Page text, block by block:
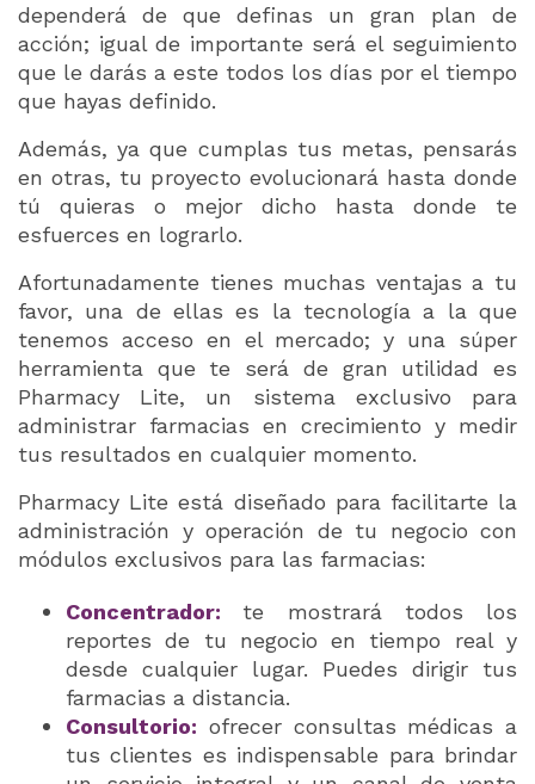
dependerá de que definas un gran plan de
acción; igual de importante será el seguimiento
que le darás a este todos los días por el tiempo
que hayas definido.
Además, ya que cumplas tus metas, pensarás
en otras, tu proyecto evolucionará hasta donde
tú quieras o mejor dicho hasta donde te
esfuerces en lograrlo.
Afortunadamente tienes muchas ventajas a tu
favor, una de ellas es la tecnología a la que
tenemos acceso en el mercado; y una súper
herramienta que te será de gran utilidad es
Pharmacy Lite, un sistema exclusivo para
administrar farmacias en crecimiento y medir
tus resultados en cualquier momento.
Pharmacy Lite está diseñado para facilitarte la
administración y operación de tu negocio con
módulos exclusivos para las farmacias:
Concentrador:
te mostrará todos los
reportes de tu negocio en tiempo real y
desde cualquier lugar. Puedes dirigir tus
farmacias a distancia.
Consultorio: ofrecer consultas médicas a
tus clientes es indispensable para brindar